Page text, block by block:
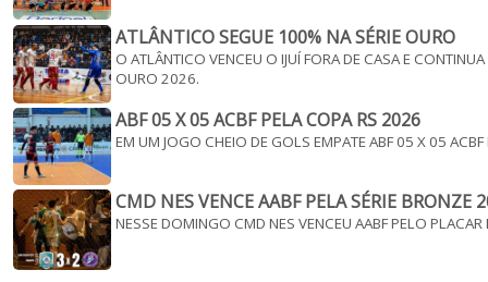
ATLÂNTICO SEGUE 100% NA SÉRIE OURO
O ATLÂNTICO VENCEU O IJUÍ FORA DE CASA E
OURO 2026.
ABF 05 X 05 ACBF PELA COPA RS 2026
EM UM JOGO CHEIO DE GOLS EMPATE ABF 05 X 05
CMD NES VENCE AABF PELA SÉRIE BRONZE
NESSE DOMINGO CMD NES VENCEU AABF PELO